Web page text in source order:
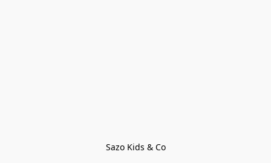
Sazo Kids & Co